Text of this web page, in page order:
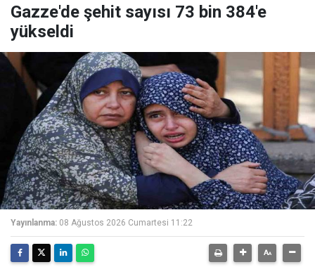
Gazze'de şehit sayısı 73 bin 384'e
yükseldi
Yayınlanma: 08 Ağustos 2026 Cumartesi 11:22